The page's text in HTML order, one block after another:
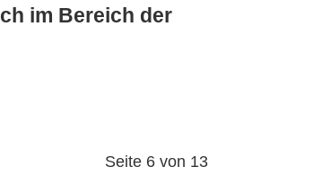
im Bereich der
Seite 6 von 13